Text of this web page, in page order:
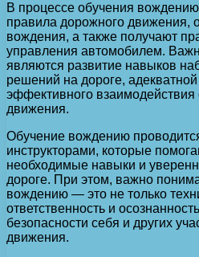
В процессе обучения
правила дорожного движения,
вождения, а также получают
управления автомобилем.
являются развитие навыков
решений на дороге,
эффективного взаимодействия
движения.
Обучение вождению
инструкторами, которые
необходимые навыки и
дороге. При этом, важно
вождению — это не только
ответственность и
безопасности себя и других
движения.